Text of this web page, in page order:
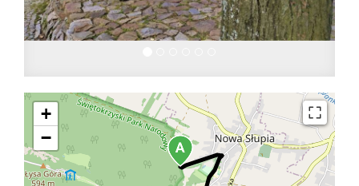
+
−